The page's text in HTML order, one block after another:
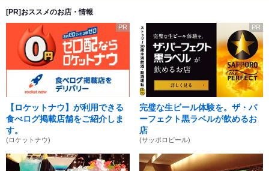
[PR]おススメのお店・情報
PR
【ロケットナウ】が利用できる
食べログ掲載店舗をご紹介しま
す。
(ロケットナウ)
PR
完璧な生ビール体験を。ザ・パ
ーフェクト黒ラベルが飲めるお
店
(サッポロビール)